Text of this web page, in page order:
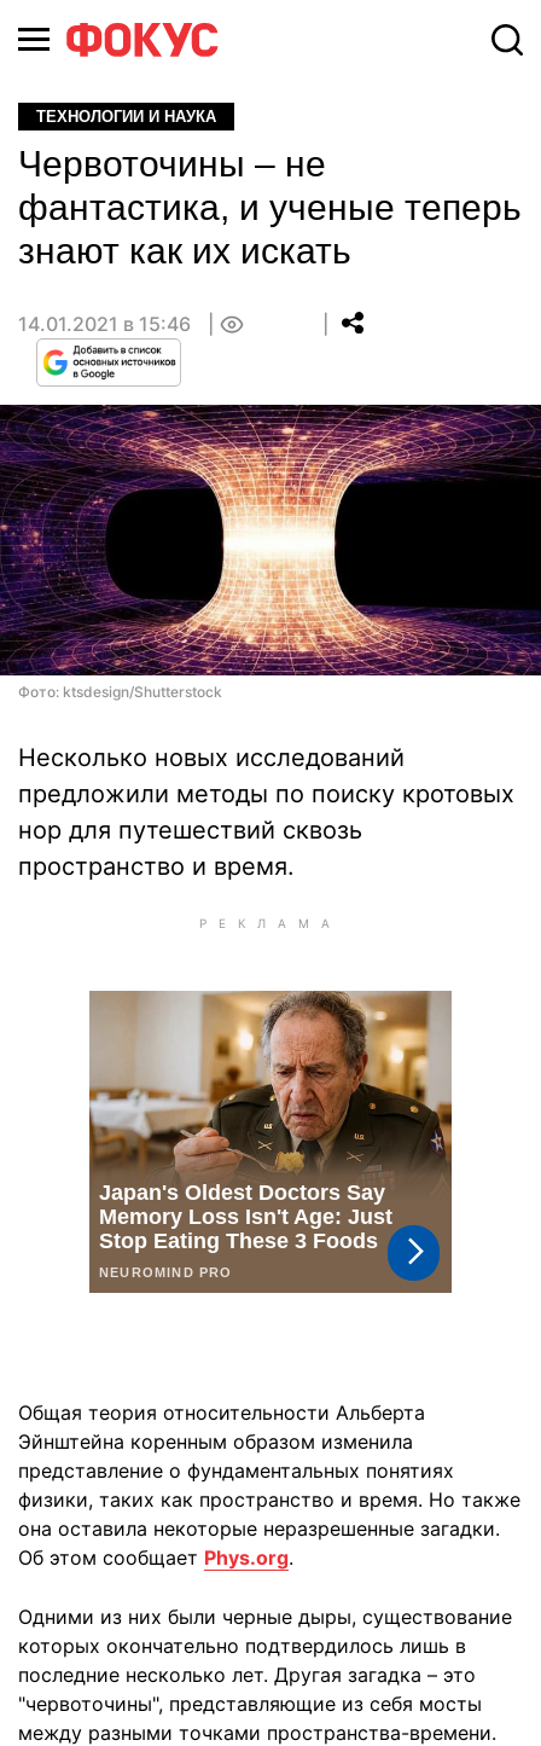
ТЕХНОЛОГИИ И НАУКА
Червоточины – не
фантастика, и ученые теперь
знают как их искать
14.01.2021 в 15:46
Фото: ktsdesign/Shutterstock
Несколько новых исследований
предложили методы по поиску кротовых
нор для путешествий сквозь
пространство и время.
Общая теория относительности Альберта
Эйнштейна коренным образом изменила
представление о фундаментальных понятиях
физики, таких как пространство и время. Но также
она оставила некоторые неразрешенные загадки.
Об этом сообщает Phys.org.
Одними из них были черные дыры, существование
которых окончательно подтвердилось лишь в
последние несколько лет. Другая загадка – это
"червоточины", представляющие из себя мосты
между разными точками пространства-времени.